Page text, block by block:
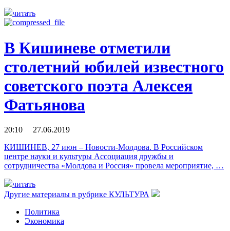
читать
В Кишиневе отметили
столетний юбилей известного
советского поэта Алексея
Фатьянова
20:10 27.06.2019
КИШИНЕВ, 27 июн – Новости-Молдова. В Российском
центре науки и культуры Ассоциация дружбы и
сотрудничества «Молдова и Россия» провела мероприятие, …
читать
Другие материалы в рубрике КУЛЬТУРА
Политика
Экономика